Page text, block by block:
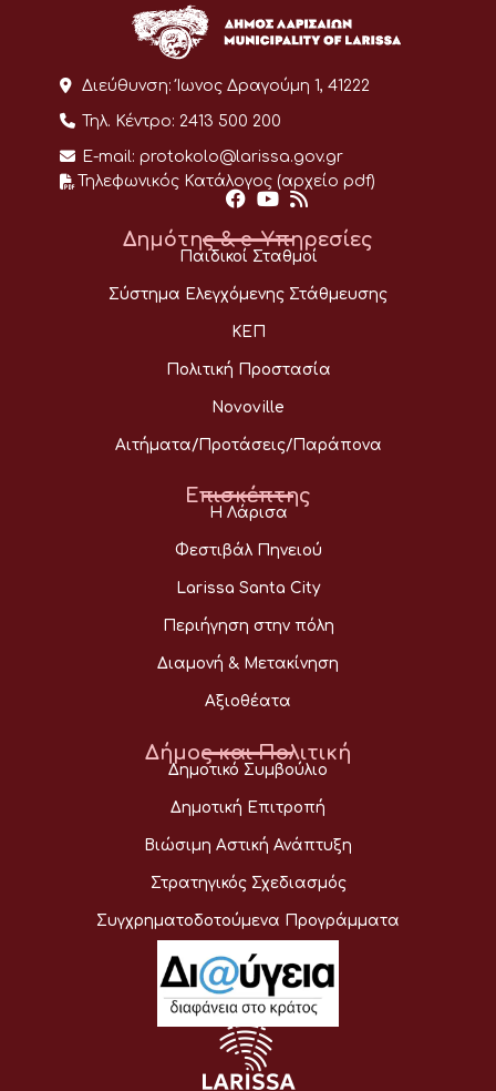
Διεύθυνση: Ίωνος Δραγούμη 1, 41222
Τηλ. Κέντρο: 2413 500 200
E-mail: protokolo@larissa.gov.gr
Τηλεφωνικός Κατάλογος (αρχείο pdf)
Δημότης & e-Υπηρεσίες
Παιδικοί Σταθμοί
Σύστημα Ελεγχόμενης Στάθμευσης
ΚΕΠ
Πολιτική Προστασία
Novoville
Αιτήματα/Προτάσεις/Παράπονα
Επισκέπτης
Η Λάρισα
Φεστιβάλ Πηνειού
Larissa Santa City
Περιήγηση στην πόλη
Διαμονή & Μετακίνηση
Αξιοθέατα
Δήμος και Πολιτική
Δημοτικό Συμβούλιο
Δημοτική Επιτροπή
Βιώσιμη Αστική Ανάπτυξη
Στρατηγικός Σχεδιασμός
Συγχρηματοδοτούμενα Προγράμματα